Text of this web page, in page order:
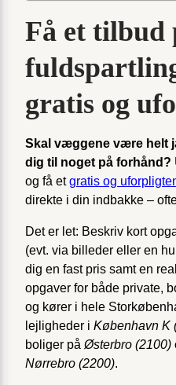
Få et tilbud
gratis og
Skal væggene være helt
dig til noget på forhånd?
og få etgratis og
direkte i din indbakke –
Det er let: Beskriv kort
(evt. via billeder eller en
dig en fast pris samt en
opgaver for både private,
og kører i hele
lejligheder i København K
boliger på Østerbro (2100)
Nørrebro (2200).